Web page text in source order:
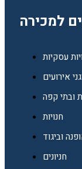
למכירה
עסקיות
אירועים
ובתי קפה
חנויות
וביגוד
חניונים